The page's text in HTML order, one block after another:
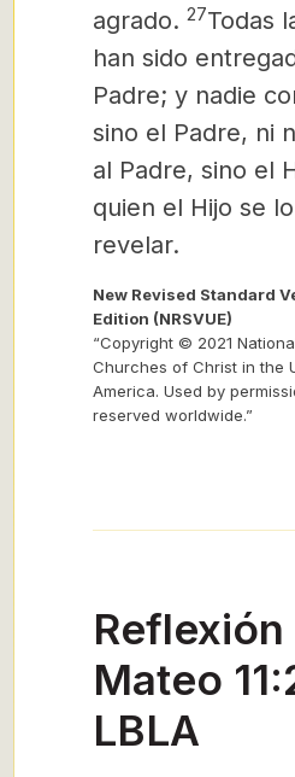
agrado. 27Todas
han sido
Padre; y nadie
sino el Padre, ni
al Padre, sino el
quien el Hijo se
revelar.
New Revised Standard
Edition (NRSVUE)
“Copyright © 2021
Churches of Christ in the
America. Used by
reserved worldwide.”
Reflexión
Mateo
LBLA